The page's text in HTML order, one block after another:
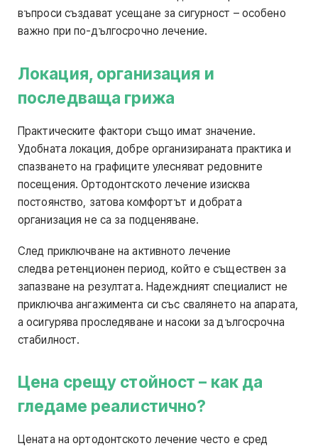
въпроси създават усещане за сигурност – особено
важно при по-дългосрочно лечение.
Локация, организация и
последваща грижа
Практическите фактори също имат значение.
Удобната локация, добре организираната практика и
спазването на графиците улесняват редовните
посещения. Ортодонтското лечение изисква
постоянство, затова комфортът и добрата
организация не са за подценяване.
След приключване на активното лечение
следва ретенционен период, който е съществен за
запазване на резултата. Надеждният специалист не
приключва ангажимента си със свалянето на апарата,
а осигурява проследяване и насоки за дългосрочна
стабилност.
Цена срещу стойност – как да
гледаме реалистично?
Цената на ортодонтското лечение често е сред